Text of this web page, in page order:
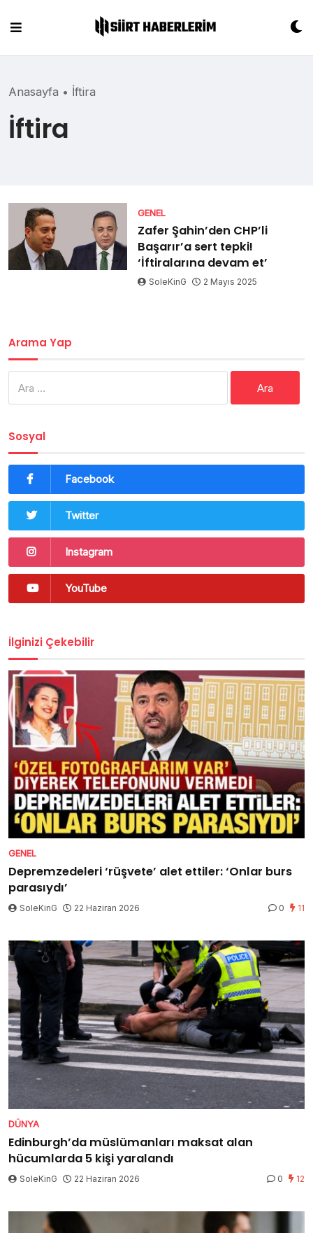
content
Anasayfa • İftira
İftira
GENEL
Zafer Şahin’den CHP’li
Başarır’a sert tepki!
‘İftiralarına devam et’
SoleKinG 2 Mayıs 2025
Arama Yap
Sosyal
Facebook
Twitter
Instagram
YouTube
İlginizi Çekebilir
GENEL
Depremzedeleri ‘rüşvete’ alet ettiler: ‘Onlar burs
parasıydı’
SoleKinG 22 Haziran 2026 0 11
DÜNYA
Edinburgh’da müslümanları maksat alan
hücumlarda 5 kişi yaralandı
SoleKinG 22 Haziran 2026 0 12